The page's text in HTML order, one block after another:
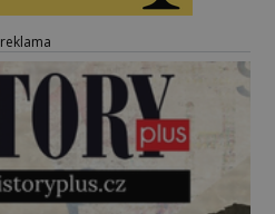
reklama